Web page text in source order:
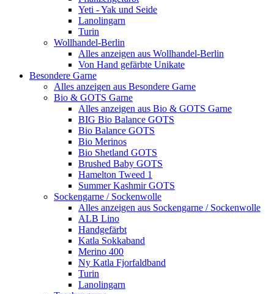
Yeti - Yak und Seide
Lanolingarn
Turin
Wollhandel-Berlin
Alles anzeigen aus Wollhandel-Berlin
Von Hand gefärbte Unikate
Besondere Garne
Alles anzeigen aus Besondere Garne
Bio & GOTS Garne
Alles anzeigen aus Bio & GOTS Garne
BIG Bio Balance GOTS
Bio Balance GOTS
Bio Merinos
Bio Shetland GOTS
Brushed Baby GOTS
Hamelton Tweed 1
Summer Kashmir GOTS
Sockengarne / Sockenwolle
Alles anzeigen aus Sockengarne / Sockenwolle
ALB Lino
Handgefärbt
Katla Sokkaband
Merino 400
Ny Katla Fjorfaldband
Turin
Lanolingarn